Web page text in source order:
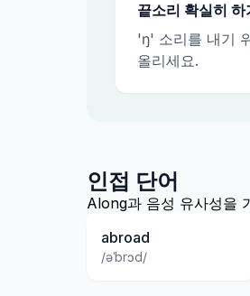
끝소리 확실히 하
'ŋ' 소리를 내기
올리세요.
인접 단어
Along과 음성 유사성을
abroad
/əˈbrɔd/